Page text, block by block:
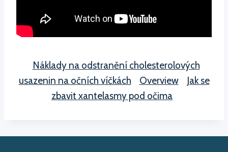
Náklady na odstranění cholesterolových
usazenin na očních víčkách
Overview
Jak se
zbavit xantelasmy pod očima